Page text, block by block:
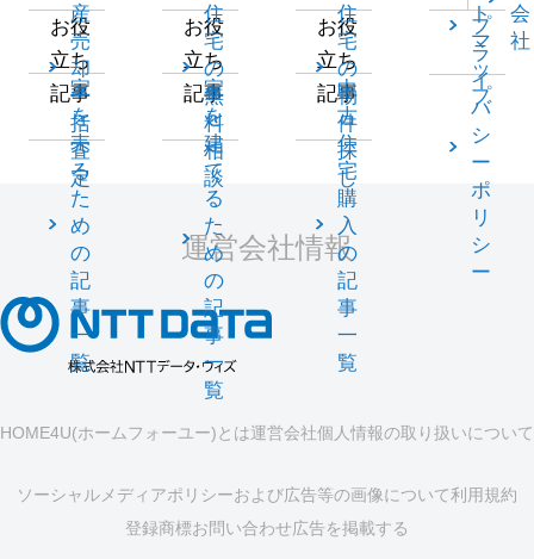
産
売
却
一
括
査
定
お役
立ち
記事
家
を
売
る
た
め
の
記
事
一
覧
住
宅
の
無
料
相
談
お役
立ち
記事
家
を
建
て
る
た
め
の
記
事
一
覧
住
宅
の
物
件
探
し
お役
立ち
記事
中
古
住
宅
購
入
の
記
事
一
覧
ト
マ
ッ
プ
会
社
プ
ラ
イ
バ
シ
ー
ポ
リ
シ
ー
運営会社情報
HOME4U(ホームフォーユー)とは運営会社個人情報の取り扱いについて
ソーシャルメディアポリシーおよび広告等の画像について利用規約
登録商標お問い合わせ広告を掲載する